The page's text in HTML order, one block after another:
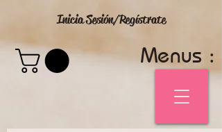
Inicia Sesión/Regístrate
Menus :